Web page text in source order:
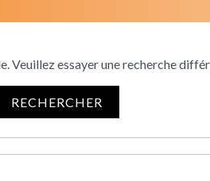
Veuillez essayer une recherche